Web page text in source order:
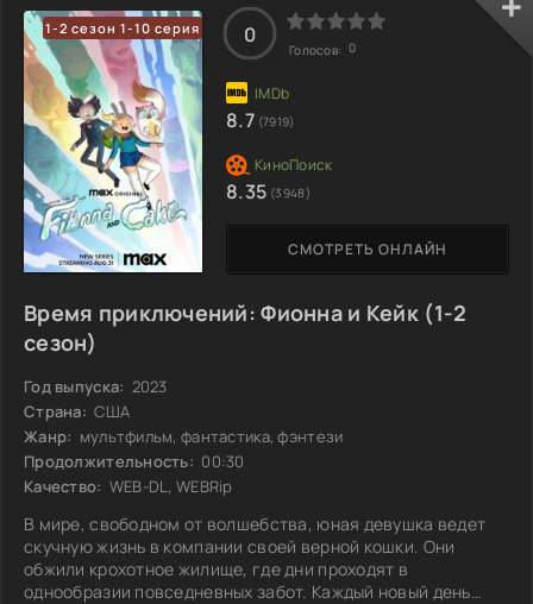
уникален, и его особенности как помогают в реализации
целей, так и создают массу трудностей. В эпоху
формирования цивилизации необходимо сохранять
баланс между силой и добротой, а также
1-2 сезон 1-10 серия
Время приключений: Фионна и Кейк (1-2
сезон)
Год выпуска: 2023
Страна: США
Жанр: мультфильм, фантастика, фэнтези
Продолжительность: 00:30
Качество: WEB-DL, WEBRip
В мире, свободном от волшебства, юная девушка ведет
скучную жизнь в компании своей верной кошки. Они
обжили крохотное жилище, где дни проходят в
однообразии повседневных забот. Каждый новый день
СМОТРЕТЬ ОНЛАЙН
0
Голосов: 0
8.7 (7919)
8.35 (3948)